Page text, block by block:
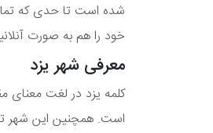
شده است تا حدی که
خود را هم به صورت
معرفی شهر یزد
کلمه یزد در لغت معنای
است. همچنین این شهر